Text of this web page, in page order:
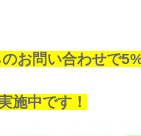
お問い合わせで
施中です！